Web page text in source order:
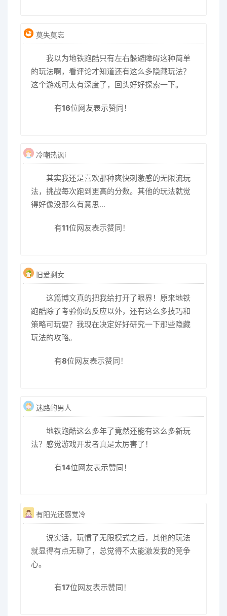
莫失莫忘
我以为地铁跑酷只有左右躲避障碍这种简单
的玩法啊，看评论才知道还有这么多隐藏玩法？
这个游戏可太有深度了，回头好好探索一下。
有16位网友表示赞同！
冷嘲热讽i
其实我还是喜欢那种爽快刺激感的无限流玩
法，挑战每次跑到更高的分数。其他的玩法就觉
得好像没那么有意思...
有11位网友表示赞同！
旧爱剩女
这篇博文真的把我给打开了眼界！原来地铁
跑酷除了考验你的反应以外，还有这么多技巧和
策略可玩耍？我现在决定好好研究一下那些隐藏
玩法的攻略。
有8位网友表示赞同！
迷路的男人
地铁跑酷这么多年了竟然还能有这么多新玩
法？感觉游戏开发者真是太厉害了！
有14位网友表示赞同！
有阳光还感觉冷
说实话，玩惯了无限模式之后，其他的玩法
就显得有点无聊了，总觉得不太能激发我的竞争
心。
有17位网友表示赞同！